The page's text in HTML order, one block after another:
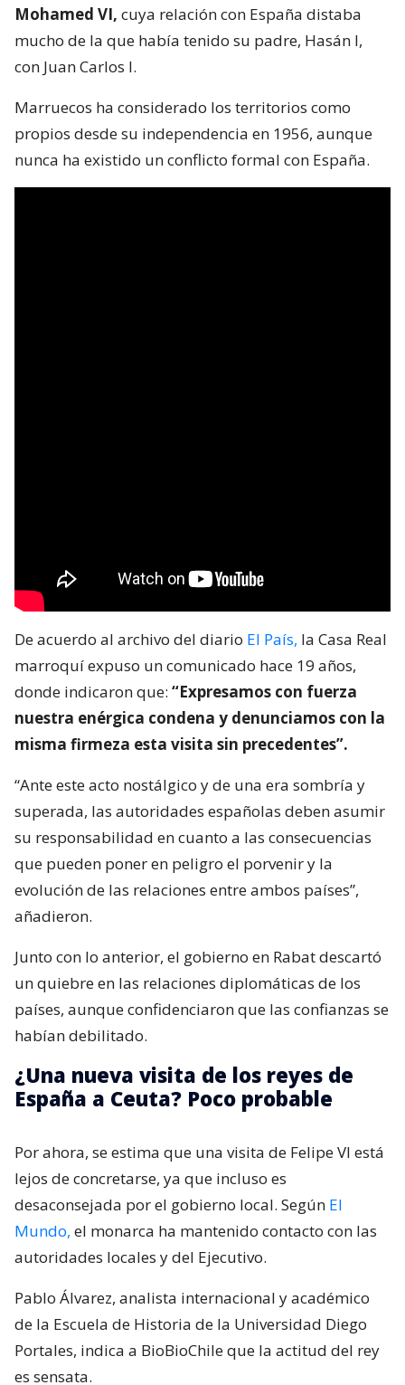
Mohamed VI, cuya relación con España distaba
mucho de la que había tenido su padre, Hasán I,
con Juan Carlos I.
Marruecos ha considerado los territorios como
propios desde su independencia en 1956, aunque
nunca ha existido un conflicto formal con España.
De acuerdo al archivo del diario El País, la Casa Real
marroquí expuso un comunicado hace 19 años,
donde indicaron que: “Expresamos con fuerza
nuestra enérgica condena y denunciamos con la
misma firmeza esta visita sin precedentes”.
“Ante este acto nostálgico y de una era sombría y
superada, las autoridades españolas deben asumir
su responsabilidad en cuanto a las consecuencias
que pueden poner en peligro el porvenir y la
evolución de las relaciones entre ambos países”,
añadieron.
Junto con lo anterior, el gobierno en Rabat descartó
un quiebre en las relaciones diplomáticas de los
países, aunque confidenciaron que las confianzas se
habían debilitado.
¿Una nueva visita de los reyes de
España a Ceuta? Poco probable
Por ahora, se estima que una visita de Felipe VI está
lejos de concretarse, ya que incluso es
desaconsejada por el gobierno local. Según El
Mundo, el monarca ha mantenido contacto con las
autoridades locales y del Ejecutivo.
Pablo Álvarez, analista internacional y académico
de la Escuela de Historia de la Universidad Diego
Portales, indica a BioBioChile que la actitud del rey
es sensata.